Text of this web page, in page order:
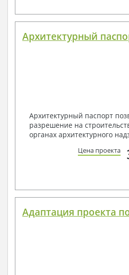
Архитектурный
Архитектурный паспорт
разрешение на
органах архитектурного
Цена проекта
Адаптация проекта